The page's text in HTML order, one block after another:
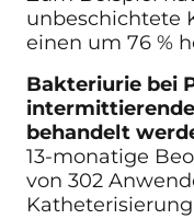
unbeschichtete
einen um 76 %
Bakteriurie bei
behandelt
13-monatige
von 302